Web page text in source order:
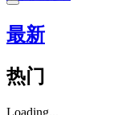
最新
热门